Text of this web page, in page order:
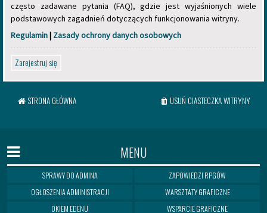
często zadawane pytania (FAQ), gdzie jest wyjaśnionych wiele
podstawowych zagadnień dotyczących funkcjonowania witryny.
Regulamin| Zasady ochrony danych osobowych
Zarejestruj się
STRONA GŁÓWNA USUŃ CIASTECZKA WITRYNY
MENU
SPRAWY DO ADMINA
OGŁOSZENIA ADMINISTRACJI
OKIEM EDENU
ZAPOWIEDZI RPGÓW
WARSZTATY GRAFICZNE
WSPARCIE GRAFICZNE